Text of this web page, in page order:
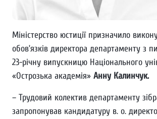
Міністерство юстиції призначило
обов’язків директора департаменту з
23-річну випускницю Національного
«Острозька академія» Анну Калинчук.
– Трудовий колектив департаменту
запропонував кандидатуру в. о.